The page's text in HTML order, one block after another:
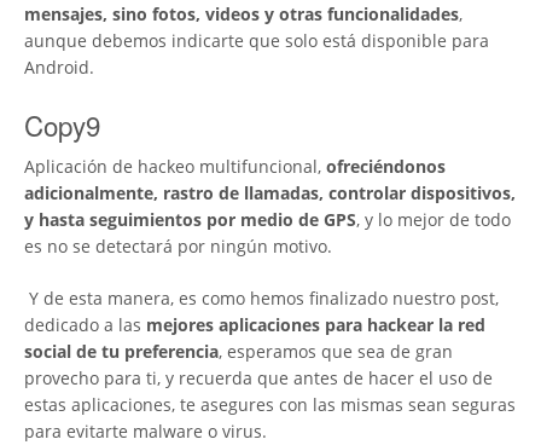
mensajes, sino fotos, videos y otras funcionalidades,
aunque debemos indicarte que solo está disponible para
Android.
Copy9
Aplicación de hackeo multifuncional, ofreciéndonos
adicionalmente, rastro de llamadas, controlar dispositivos,
y hasta seguimientos por medio de GPS, y lo mejor de todo
es no se detectará por ningún motivo.
Y de esta manera, es como hemos finalizado nuestro post,
dedicado a las mejores aplicaciones para hackear la red
social de tu preferencia, esperamos que sea de gran
provecho para ti, y recuerda que antes de hacer el uso de
estas aplicaciones, te asegures con las mismas sean seguras
para evitarte malware o virus.